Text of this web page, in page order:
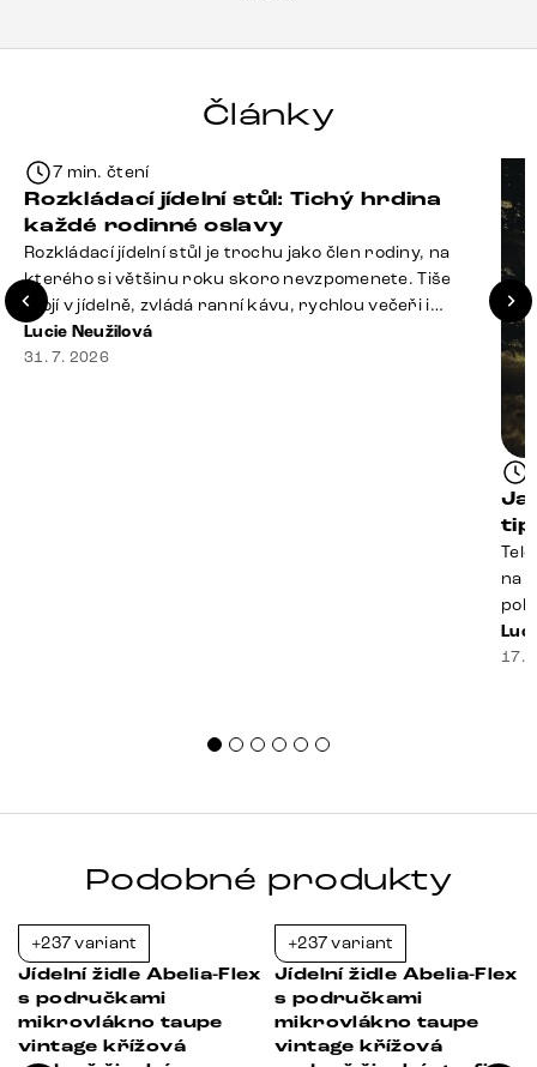
Články
7 min. čtení
Rozkládací jídelní stůl: Tichý hrdina
každé rodinné oslavy
Rozkládací jídelní stůl je trochu jako člen rodiny, na
kterého si většinu roku skoro nevzpomenete. Tiše
stojí v jídelně, zvládá ranní kávu, rychlou večeři i
hromadu dopisů, které je potřeba „někdy vyřídit“. Pak
ale přijdou Vánoce, narozeniny nebo zpráva: „Stavíme
Lucie Neužilová
31. 7. 2026
na
17.
Podobné produkty
+237 variant
Jídelní židle Abelia-Flex
s područkami
mikrovlákno taupe
vintage křížová
+237 variant
Jídelní židle Abelia-Flex
s područkami
mikrovlákno taupe
vintage křížová